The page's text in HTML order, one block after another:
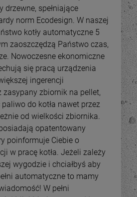
% -
drzewne, spełniające
norm Ecodesign. W naszej
kotły automatyczne 5
zaoszczędzą Państwo czas,
Nowoczesne ekonomiczne
się pracą urządzenia
ingerencji
zasypany zbiornik na pellet,
do kotła nawet przez
od wielkości zbiornika.
opatentowany
poinformuje Ciebie o
w pracę kotła. Jeżeli zależy
wygodzie i chciałbyś aby
automatyczne to mamy
W pełni